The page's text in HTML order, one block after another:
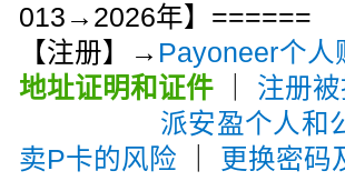
013→2026年】======
【注册】→ Payoneer个人
地址证明和证件
注册
派安盈个人和
卖P卡的风险
更换密码